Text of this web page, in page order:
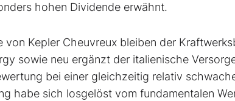
hohen Dividende erwähnt.
Kepler Cheuvreux bleiben der
sowie neu ergänzt der italienische
bei einer gleichzeitig relativ
habe sich losgelöst vom fundamentalen